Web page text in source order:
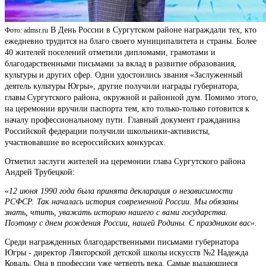
Фото: admsr.ru В День России в Сургутском районе награждали тех, кто
ежедневно трудится на благо своего муниципалитета и страны. Более
40 жителей поселений отметили дипломами, грамотами и
благодарственными письмами за вклад в развитие образования,
культуры и других сфер. Одни удостоились звания «Заслуженный
деятель культуры Югры», другие получили награды губернатора,
главы Сургутского района, окружной и районной дум. Помимо этого,
на церемонии вручили паспорта тем, кто только-только готовится к
началу профессиональному пути. Главный документ гражданина
Российской федерации получили школьники-активисты,
участвовавшие во всероссийских конкурсах.
Отметил заслуги жителей на церемонии глава Сургутского района
Андрей Трубецкой:
«12 июня 1990 года была принята декларация о независимости
РСФСР. Так началась история современной России. Мы обязаны
знать, чтить, уважать историю нашего с вами государства.
Поэтому с днем рождения России, нашей Родины. С праздником вас».
Среди награжденных благодарственными письмами губернатора
Югры - директор Лянторской детской школы искусств №2 Надежда
Коваль. Она в профессии уже четверть века. Самые выдающиеся